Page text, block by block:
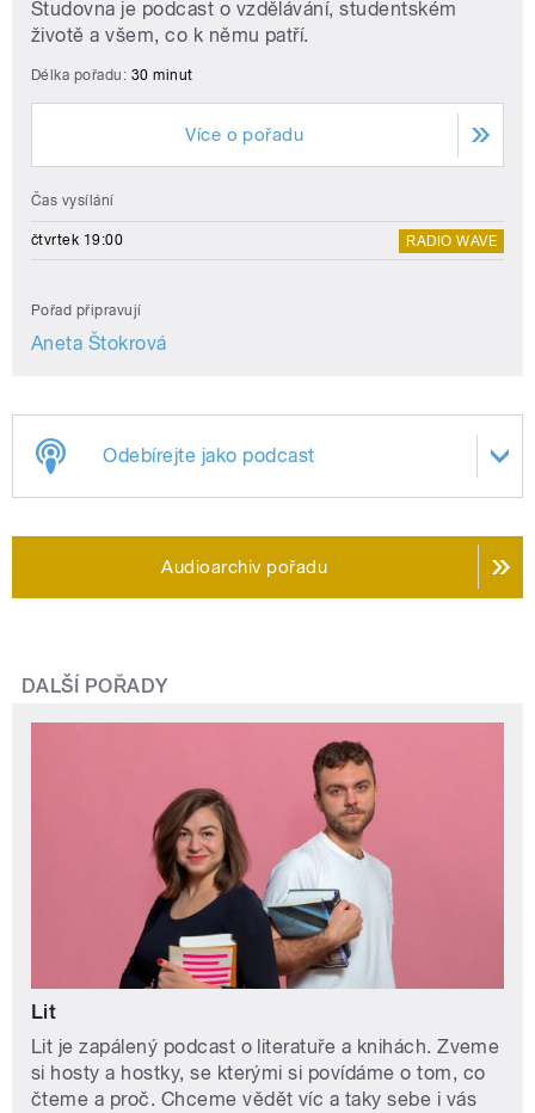
Studovna je podcast o vzdělávání, studentském
životě a všem, co k němu patří.
Délka pořadu: 30 minut
Více o pořadu
Čas vysílání
čtvrtek 19:00 RADIO WAVE
Pořad připravují
Aneta Štokrová
Odebírejte jako podcast
Audioarchiv pořadu
DALŠÍ POŘADY
Lit
Lit je zapálený podcast o literatuře a knihách. Zveme
si hosty a hostky, se kterými si povídáme o tom, co
čteme a proč. Chceme vědět víc a taky sebe i vás